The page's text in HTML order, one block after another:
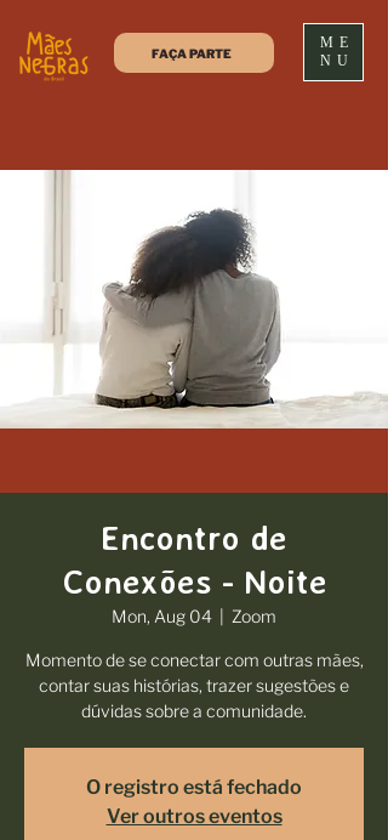
FAÇA PARTE
ME
NU
Encontro de
Conexões - Noite
Mon, Aug 04 Zoom
Momento de se conectar com outras mães,
contar suas histórias, trazer sugestões e
dúvidas sobre a comunidade.
O registro está fechado
Ver outros eventos